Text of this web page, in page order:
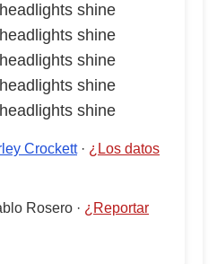
shine
shine
shine
shine
shine
Crockett· ¿Los datos
Rosero · ¿Reportar